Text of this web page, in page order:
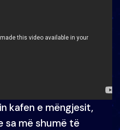
kafen e mëngjesit,
sa më shumë të